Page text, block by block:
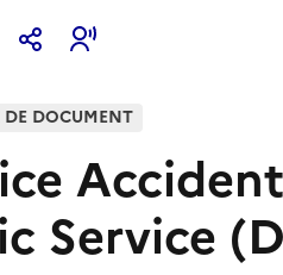
DE DOCUMENT
Service